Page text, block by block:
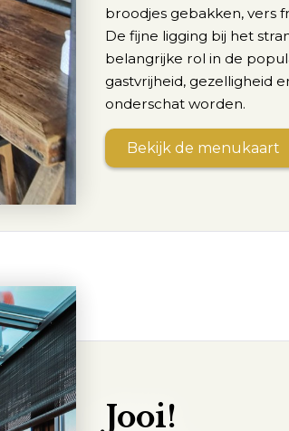
broodjes gebakken, vers
De fijne ligging bij het
belangrijke rol in de
gastvrijheid, gezelligheid
onderschat worden.
Bekijk de menukaart
Jooi!